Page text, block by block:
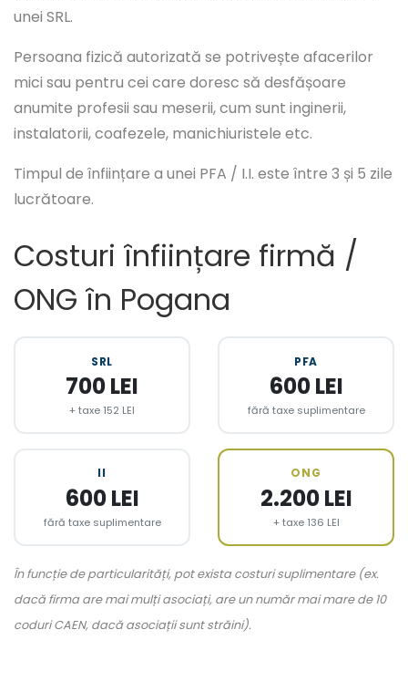
unei SRL.
Persoana fizică autorizată se potrivește afacerilor
mici sau pentru cei care doresc să desfășoare
anumite profesii sau meserii, cum sunt inginerii,
instalatorii, coafezele, manichiuristele etc.
Timpul de înființare a unei PFA / I.I. este între 3 și 5 zile
lucrătoare.
Costuri înființare firmă /
ONG în Pogana
SRL
700 LEI
+ taxe 152 LEI
PFA
600 LEI
fără taxe suplimentare
II
600 LEI
fără taxe suplimentare
ONG
2.200 LEI
+ taxe 136 LEI
În funcție de particularități, pot exista costuri suplimentare (ex.
dacă firma are mai mulți asociați, are un număr mai mare de 10
coduri CAEN, dacă asociații sunt străini).